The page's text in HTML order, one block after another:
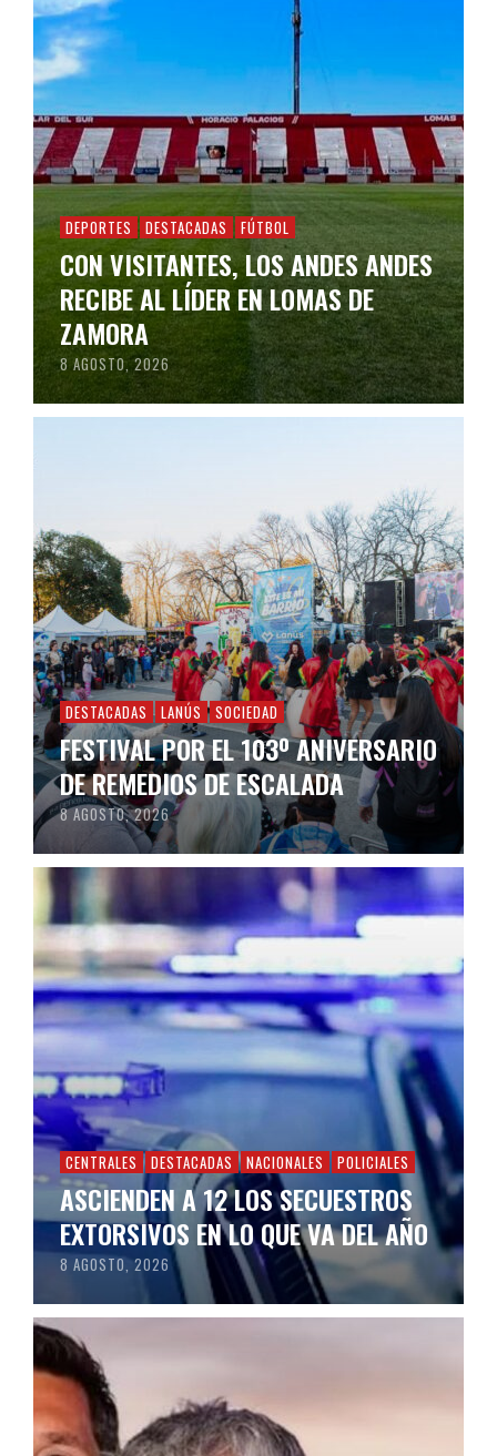
DEPORTES DESTACADAS FÚTBOL
CON VISITANTES, LOS ANDES ANDES
RECIBE AL LÍDER EN LOMAS DE
ZAMORA
8 AGOSTO, 2026
DESTACADAS LANÚS SOCIEDAD
FESTIVAL POR EL 103º ANIVERSARIO
DE REMEDIOS DE ESCALADA
8 AGOSTO, 2026
CENTRALES DESTACADAS NACIONALES POLICIALES
ASCIENDEN A 12 LOS SECUESTROS
EXTORSIVOS EN LO QUE VA DEL AÑO
8 AGOSTO, 2026